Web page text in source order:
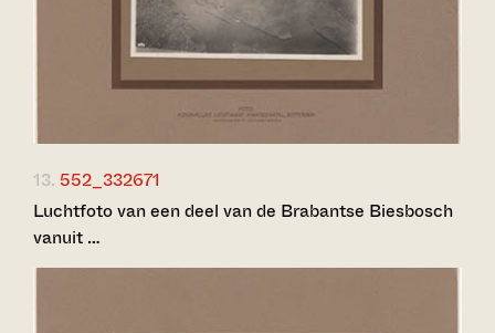
13. 552_332671
Luchtfoto van een deel van de Brabantse Biesbosch
vanuit …